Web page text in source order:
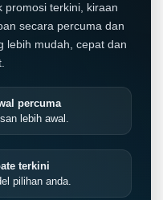
promosi terkini, kiraan
secara percuma dan
lebih mudah, cepat dan
percuma
lebih awal.
terkini
pilihan anda.